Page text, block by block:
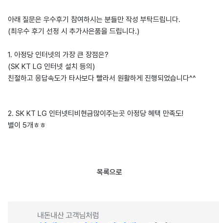
아래 질문은 우수후기 참여하시는 분들만 작성 부탁드립니다.
(최우수 후기 선정 시 추가사은품을 드립니다.)
1. 아정당 인터넷의 가장 큰 장점은?
(SK KT LG 인터넷 설치 등의)
친절하고 응답속도가 타사보다 빨라서 원활하게 진행되었습니다^^
2. SK KT LG 인터넷티비현금많이주는곳 아정당 혜택 만족도!
별이 5개ㅎㅎ
목록으로